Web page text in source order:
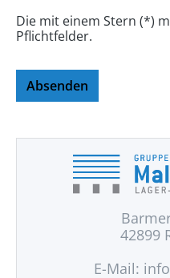
Die mit einem Stern (*)
Pflichtfelder.
Absenden
42899
E-Mail: